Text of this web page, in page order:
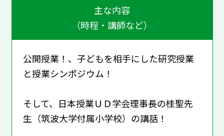
主な内容
（時程・講師など）
公開授業！、子どもを相手にした研究授業
と授業シンポジウム！
そして、日本授業ＵＤ学会理事長の桂聖先
生（筑波大学付属小学校）の講話！